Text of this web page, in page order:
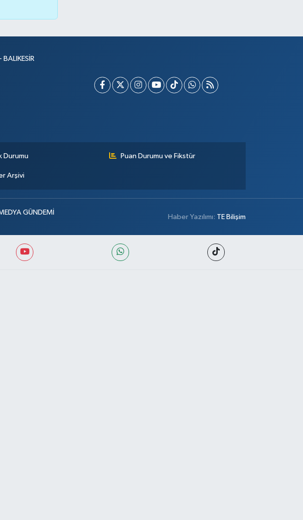
Durumu Puan Durumu ve Fikstür
Arşivi
GÜNDEMİ
Haber Yazılımı: TE Bilişim